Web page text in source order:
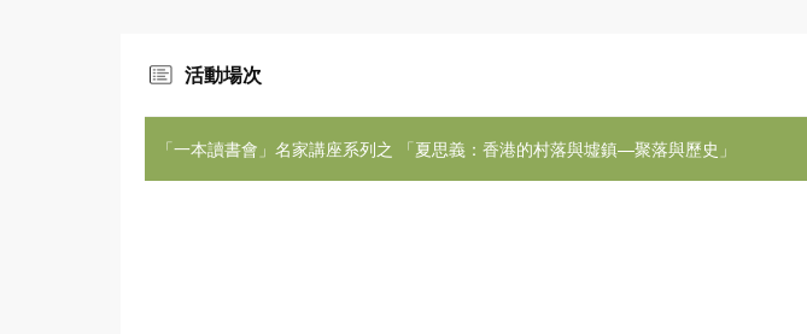
活動場次
「一本讀書會」名家講座系列之 「夏思義：香港的村落與墟鎮—聚落與歷史」